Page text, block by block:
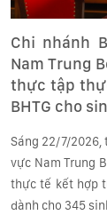
Chi nhánh
Nam Trung
thực tập
BHTG cho
Sáng 22/7/2026,
vực Nam Trung
thực tế kết hợp
dành cho 345